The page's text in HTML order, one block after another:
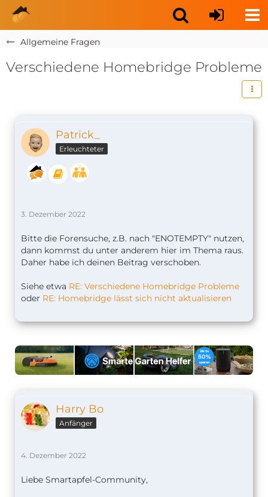
Allgemeine Fragen
Verschiedene Homebridge Probleme
Patrick_
Erleuchteter
3. Dezember 2022
Bitte die Forensuche, z.B. nach "ENOTEMPTY" nutzen,
dann kommst du unter anderem hier im Thema raus.
Daher habe ich deinen Beitrag verschoben.
Siehe etwa RE: Verschiedene Homebridge Probleme
oder RE: Homebridge lässt sich nicht aktualisieren
Harry Bo
Anfänger
4. Dezember 2022
Liebe Smartapfel-Community,